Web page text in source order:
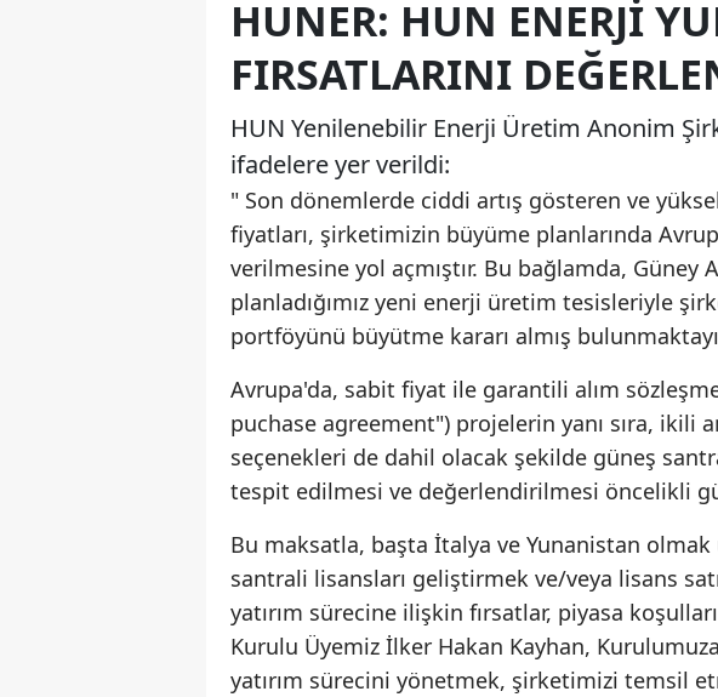
HUNER: HUN ENERJI
FIRSATLARINI
HUN Yenilenebilir Enerji Üretim Anonim
ifadelere yer verildi:
" Son dönemlerde ciddi artış gösteren ve
fiyatları, şirketimizin büyüme planlarında
verilmesine yol açmıştır. Bu bağlamda,
planladığımız yeni enerji üretim tesisleriyle
portföyünü büyütme kararı almış
Avrupa'da, sabit fiyat ile garantili alım
puchase agreement") projelerin yanı sıra, ikili
seçenekleri de dahil olacak şekilde güneş
tespit edilmesi ve değerlendirilmesi öncelikli
Bu maksatla, başta İtalya ve Yunanistan
santrali lisansları geliştirmek ve/veya lisans
yatırım sürecine ilişkin fırsatlar, piyasa
Kurulu Üyemiz İlker Hakan Kayhan,
yatırım sürecini yönetmek, şirketimizi temsil